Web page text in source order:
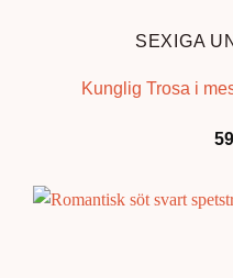
SEXIGA
Kunglig Trosa i